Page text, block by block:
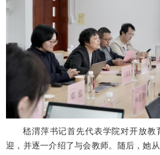
嵇渭萍书记首先代表学院对开放教
迎，并逐一介绍了与会教师。随后，她